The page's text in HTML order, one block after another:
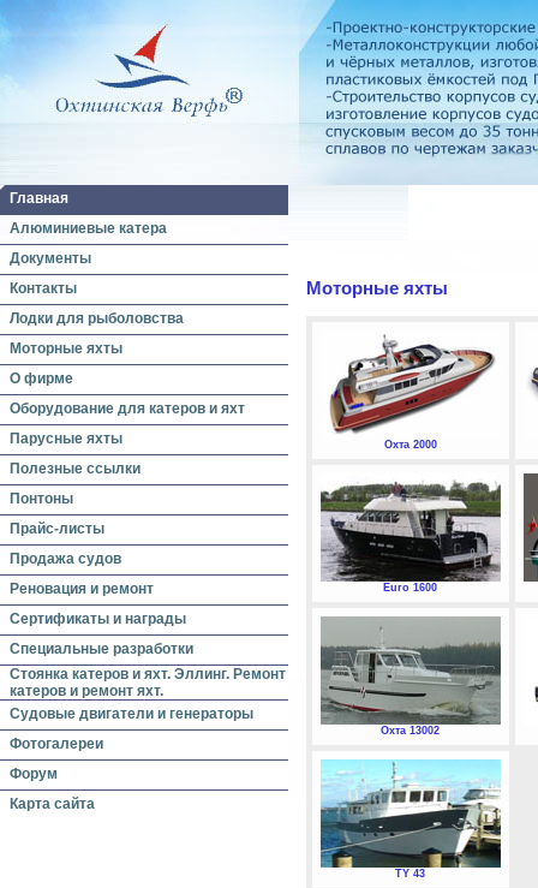
Главная
Алюминиевые катера
Документы
Контакты
Лодки для рыболовства
Моторные яхты
О фирме
Оборудование для катеров и яхт
Парусные яхты
Полезные ссылки
Понтоны
Прайс-листы
Продажа судов
Реновация и ремонт
Сертификаты и награды
Специальные разработки
Стоянка катеров и яхт. Эллинг. Ремонт
катеров и ремонт яхт.
Судовые двигатели и генераторы
Фотогалереи
Форум
Карта сайта
Моторные яхты
Охта 2000
Euro 1600
Охта 13002
TY 43